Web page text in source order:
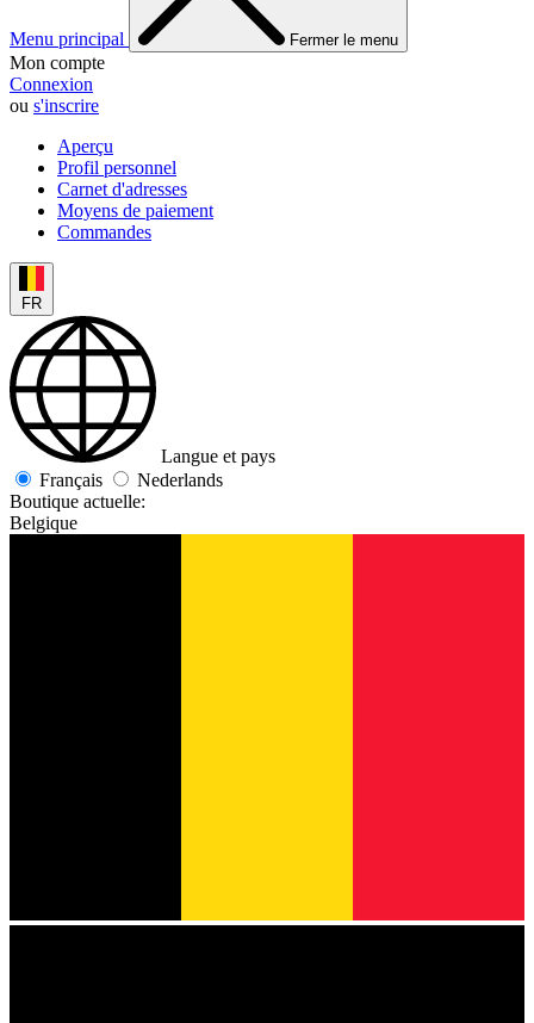
Menu principal Fermer le menu
Mon compte
Connexion
ou s'inscrire
Aperçu
Profil personnel
Carnet d'adresses
Moyens de paiement
Commandes
FR
Langue et pays
Français
Nederlands
Boutique actuelle:
Belgique